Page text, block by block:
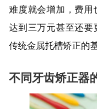
难度就会增加，费用
达到三万元甚至还要
传统金属托槽矫正的
不同牙齿矫正器